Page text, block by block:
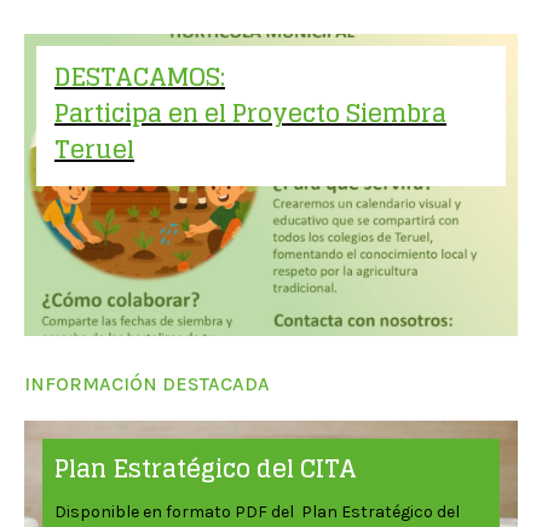
DESTACAMOS:
Participa en el Proyecto Siembra
Teruel
INFORMACIÓN DESTACADA
Plan Estratégico del CITA
Disponible en formato PDF del Plan Estratégico del